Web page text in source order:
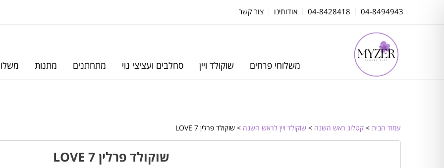
04-8494943
04-8428418 אודותינו צור קשר
משלוחי פרחים שוקולד ויין סחלבים ועציצי נוי מתחתנים מתנות
עמוד הבית > קטלוג ראש השנה > שוקולד ויין לראש השנה > שוקולד פרלין 7 LOVE
שוקולד פרלין 7 LOVE